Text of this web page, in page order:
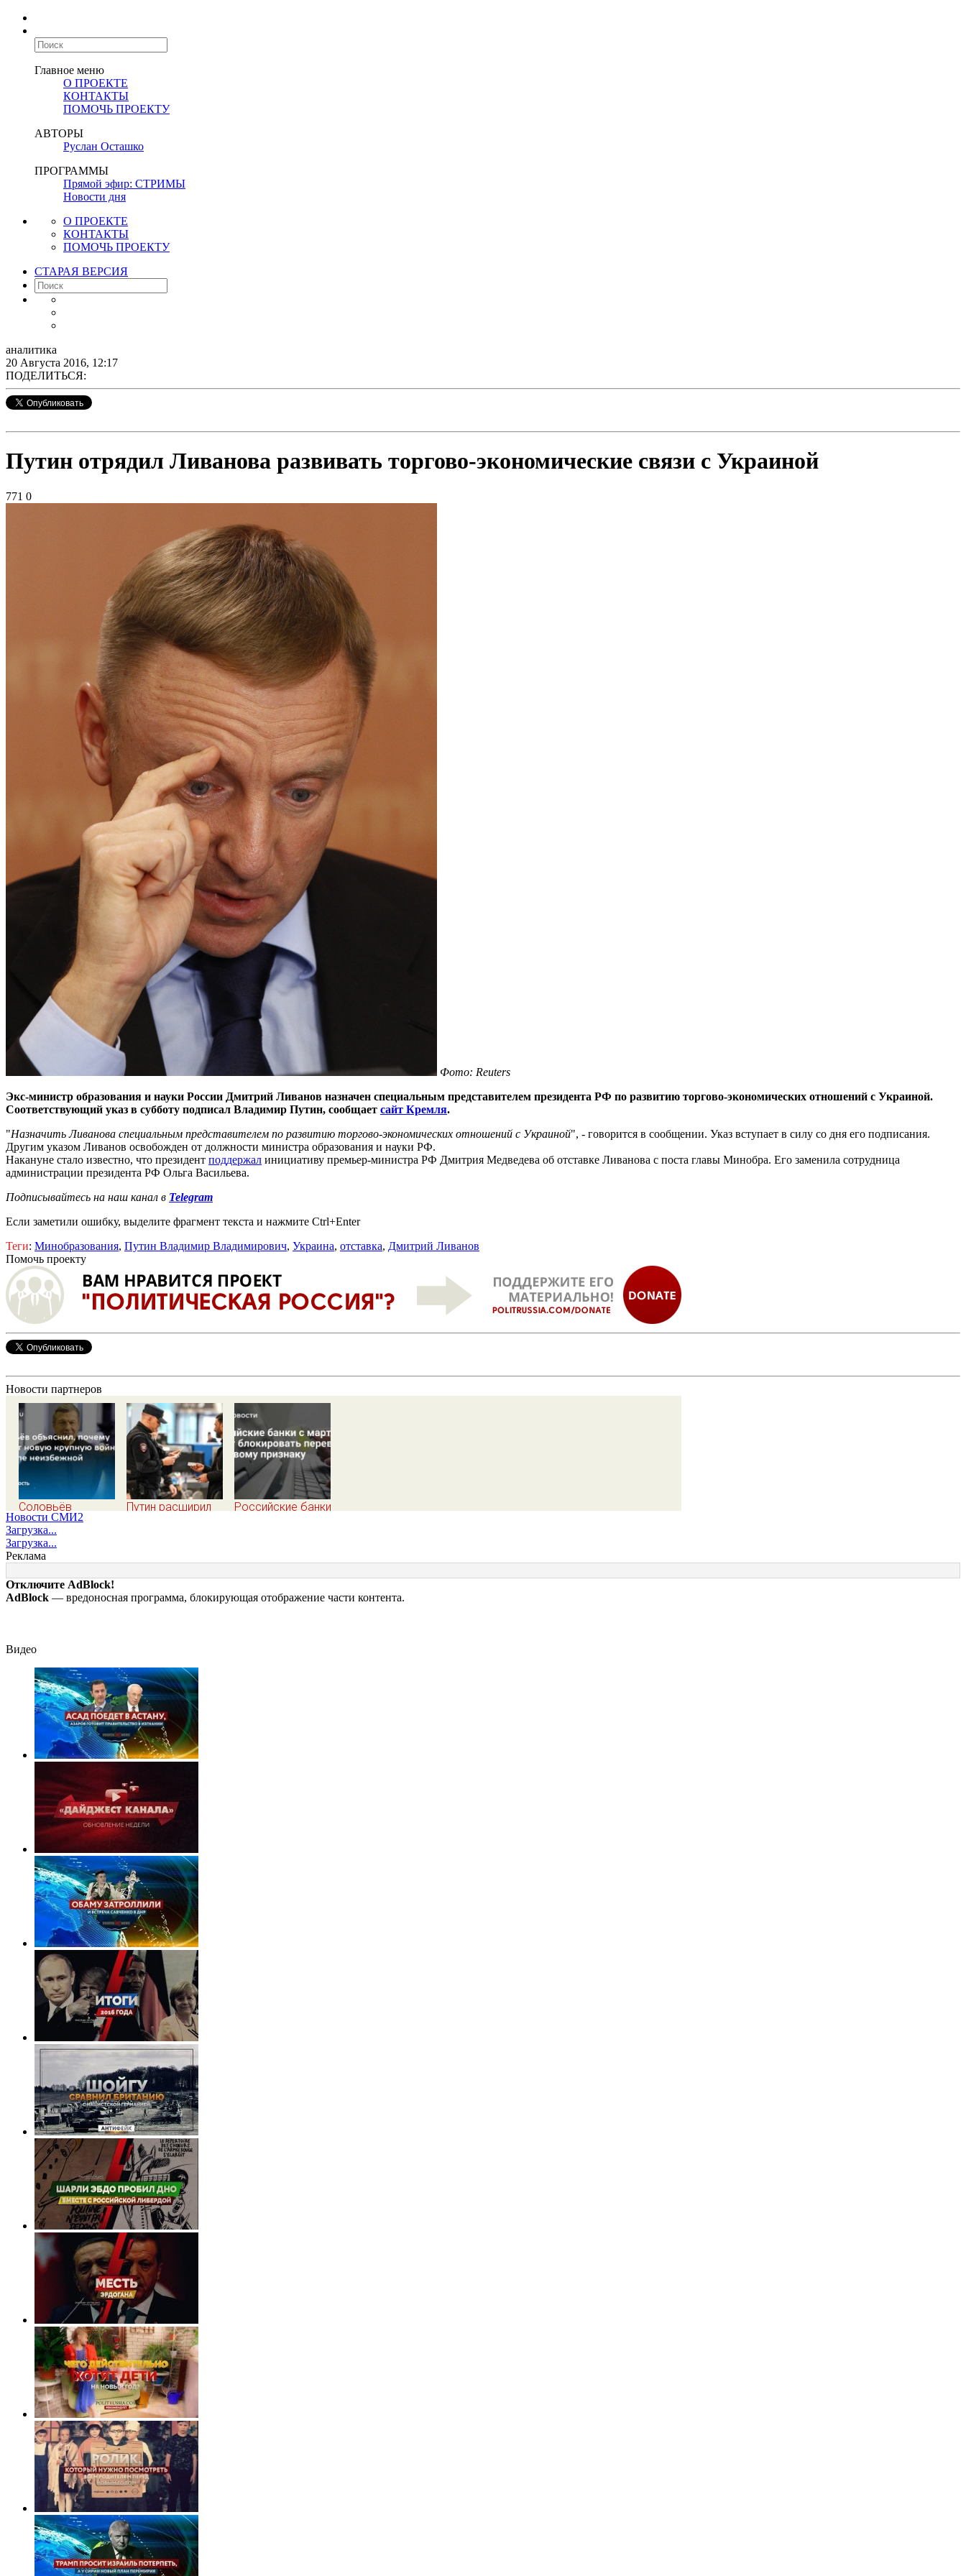
Главное меню
О ПРОЕКТЕ
КОНТАКТЫ
ПОМОЧЬ ПРОЕКТУ
АВТОРЫ
Руслан Осташко
ПРОГРАММЫ
Прямой эфир: СТРИМЫ
Новости дня
О ПРОЕКТЕ
КОНТАКТЫ
ПОМОЧЬ ПРОЕКТУ
СТАРАЯ ВЕРСИЯ
аналитика
20 Августа 2016, 12:17
ПОДЕЛИТЬСЯ:
Путин отрядил Ливанова развивать торгово-экономические связи с Украиной
771 0
Фото: Reuters
Экс-министр образования и науки России Дмитрий Ливанов назначен специальным представителем президента РФ по развитию торгово-экономических отношений с Украиной.
Соответствующий указ в субботу подписал Владимир Путин, сообщает сайт Кремля.
"Назначить Ливанова специальным представителем по развитию торгово-экономических отношений с Украиной", - говорится в сообщении. Указ вступает в силу со дня его подписания.
Другим указом Ливанов освобожден от должности министра образования и науки РФ.
Накануне стало известно, что президент поддержал инициативу премьер-министра РФ Дмитрия Медведева об отставке Ливанова с поста главы Минобра. Его заменила сотрудница
администрации президента РФ Ольга Васильева.
Подписывайтесь на наш канал в Telegram
Если заметили ошибку, выделите фрагмент текста и нажмите Ctrl+Enter
Теги: Минобразования, Путин Владимир Владимирович, Украина, отставка, Дмитрий Ливанов
Помочь проекту
Новости партнеров
Соловьёв
объяснил, почему
считает новую
крупную войну в
Европе неизбежной
Путин расширил
мигрантов
Российские банки с
новому признаку
Новости СМИ2
Загрузка...
Загрузка...
Реклама
Отключите AdBlock!
AdBlock — вредоносная программа, блокирующая отображение части контента.
Видео